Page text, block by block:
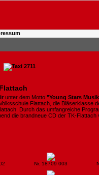
unter dem Motto "Young Stars
Flattach, die Bläserklasse
Durch das umfangreiche
die brandneue CD der TK-Flattach
Nr. 18709 003